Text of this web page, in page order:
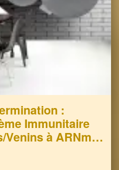
:
Immunitaire
Venins à ARNm…